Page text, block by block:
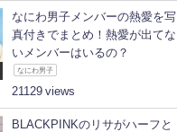
なにわ男子メンバーの熱愛を写
真付きでまとめ！熱愛が出てな
いメンバーはいるの？
なにわ男子
21129
BLACKPINKのリサがハーフと